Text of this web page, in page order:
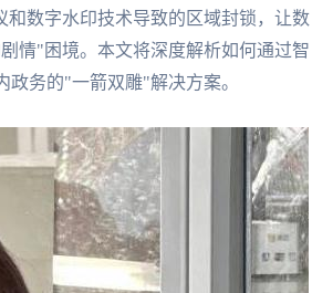
数字水印技术导致的区域封锁，让数
情"困境。本文将深度解析如何通过智
务的"一箭双雕"解决方案。